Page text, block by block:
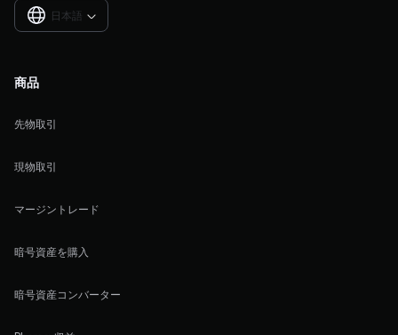
日本語 
商品
先物取引
現物取引
マージントレード
暗号資産を購入
暗号資産コンバーター